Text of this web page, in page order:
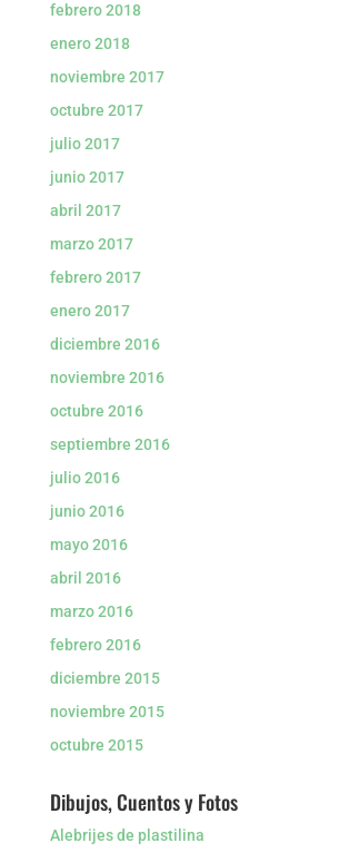
febrero 2018
enero 2018
noviembre 2017
octubre 2017
julio 2017
junio 2017
abril 2017
marzo 2017
febrero 2017
enero 2017
diciembre 2016
noviembre 2016
octubre 2016
septiembre 2016
julio 2016
junio 2016
mayo 2016
abril 2016
marzo 2016
febrero 2016
diciembre 2015
noviembre 2015
octubre 2015
Dibujos, Cuentos y Fotos
Alebrijes de plastilina